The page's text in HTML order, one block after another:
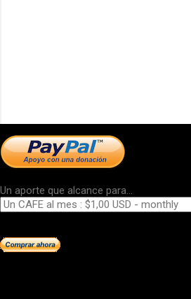
Un aporte que alcance para...